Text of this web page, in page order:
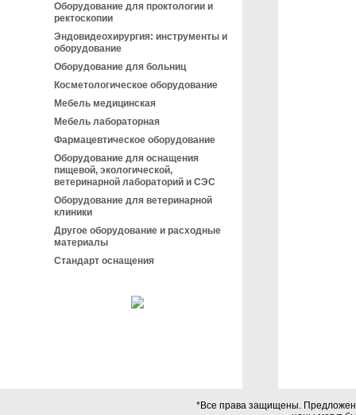
Оборудование для проктологии и
ректоскопии
Эндовидеохирургия: инструменты и
оборудование
Оборудование для больниц
Косметологическое оборудование
Мебель медицинская
Мебель лабораторная
Фармацевтическое оборудование
Оборудование для оснащения
пищевой, экологической,
ветеринарной лабораторий и СЭС
Оборудование для ветеринарной
клиники
Другое оборудование и расходные
материалы
Стандарт оснащения
*Все права защищены.